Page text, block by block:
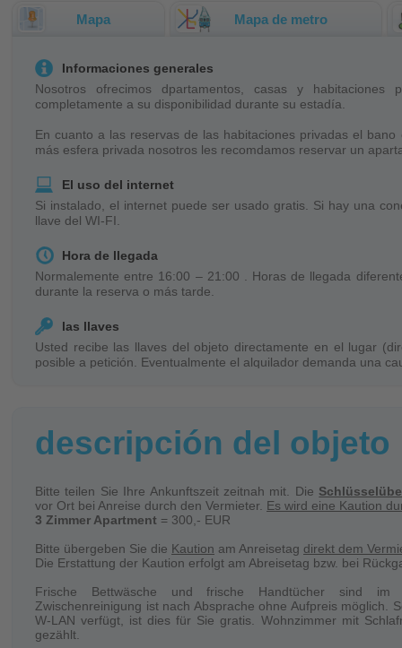
Mapa Mapa de metro
Informaciones generales
Nosotros ofrecimos dpartamentos, casas y
completamente a su disponibilidad durante su estadía.
En cuanto a las reservas de las habitaciones privadas el
más esfera privada nosotros les recomdamos reservar un
El uso del internet
Si instalado, el internet puede ser usado gratis. Si hay una
llave del WI-FI.
Hora de llegada
Normalemente entre 16:00 – 21:00 . Horas de llegada
durante la reserva o más tarde.
las llaves
Usted recibe las llaves del objeto directamente en el lugar
posible a petición. Eventualmente el alquilador demanda una
En caso de un cambio de personas durante su reserva
por persona. Si necesita un resguardo esto será disponible con
El objeto sera limpiado regularmente en su ausencia.
La ropa de cama y las toall seran ponido a su disponbilidad
cambiado cada cuarto día sin embargo las toallas seran
principio de su estadía.
Su estadía
Solo el número de personas reservado está permitido
descripción del objeto
Bitte teilen Sie Ihre Ankunftszeit zeitnah mit. Die
vor Ort bei Anreise durch den Vermieter. Es wird eine Kaution
3 Zimmer Apartment = 300,- EUR
Bitte übergeben Sie die Kaution am Anreisetag direkt dem
Die Erstattung der Kaution erfolgt am Abreisetag bzw. bei
Frische Bettwäsche und frische Handtücher sind im
Zwischenreinigung ist nach Absprache ohne Aufpreis möglich.
W-LAN verfügt, ist dies für Sie gratis. Wohnzimmer mit
gezählt.